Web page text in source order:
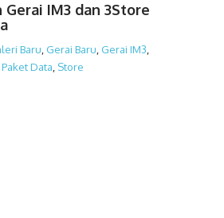
IM3 dan 3Store
Baru, Gerai Baru, Gerai IM3,
Paket Data, Store